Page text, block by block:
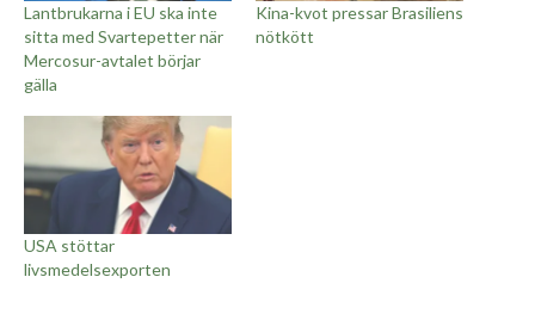
Lantbrukarna i EU ska inte
sitta med Svartepetter när
Mercosur-avtalet börjar
gälla
Kina-kvot pressar Brasiliens
nötkött
USA stöttar
livsmedelsexporten